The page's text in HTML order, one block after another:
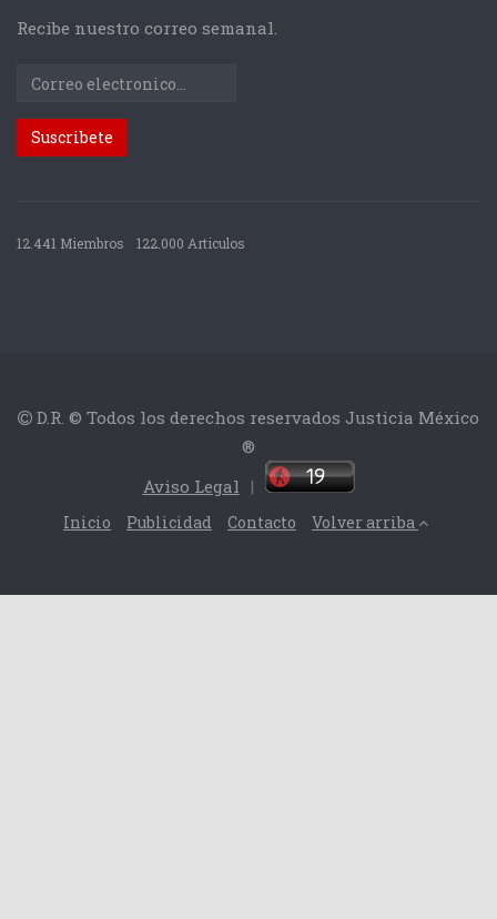
Recibe nuestro correo semanal.
12.441 Miembros 122.000 Articulos
D.R. © Todos los derechos reservados Justicia México
®
Aviso Legal |
Inicio Publicidad Contacto Volver arriba